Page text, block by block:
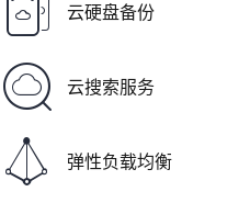
云硬盘备份
云搜索服务
弹性负载均衡